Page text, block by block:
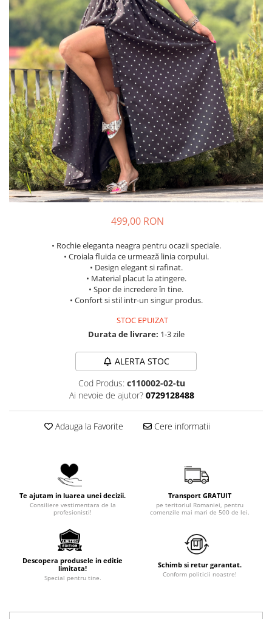
Costume de baie
499,00 RON
• Rochie eleganta neagra pentru ocazii speciale.
• Croiala fluida ce urmează linia corpului.
• Design elegant si rafinat.
• Material placut la atingere.
• Spor de incredere în tine.
• Confort si stil intr-un singur produs.
STOC EPUIZAT
Durata de livrare: 1-3 zile
ALERTA STOC
Cod Produs: c110002-02-tu
Ai nevoie de ajutor? 0729128488
Adauga la Favorite Cere informatii
Te ajutam in luarea unei decizii.
Consiliere vestimentara de la
profesionisti!
Transport GRATUIT
pe teritoriul Romaniei, pentru
comenzile mai mari de 500 de lei.
Descopera produsele in editie
limitata!
Special pentru tine.
Schimb si retur garantat.
Conform politicii noastre!